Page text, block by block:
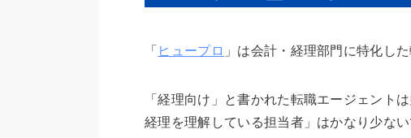
「 ヒュープロ 」は会計・経理部門に特化し
「経理向け」と書かれた転職エージェント
経理を理解している担当者」はかなり少ない